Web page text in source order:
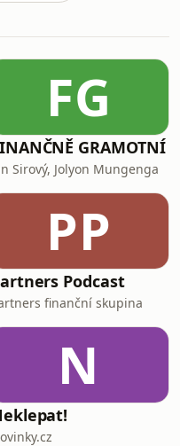
cestách
možnost
na zeleném
FG
GRAMOTNÍ
Sirový, Jolyon Mungenga
PP
Podcast
finanční skupina
N